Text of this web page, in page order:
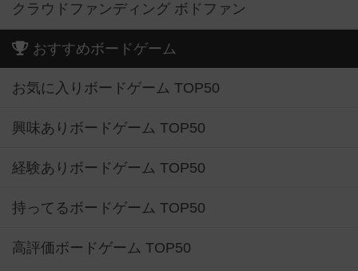
クラウドファンディング ボドファン
おすすめボードゲーム
お気に入りボードゲーム TOP50
興味ありボードゲーム TOP50
経験ありボードゲーム TOP50
持ってるボードゲーム TOP50
高評価ボードゲーム TOP50